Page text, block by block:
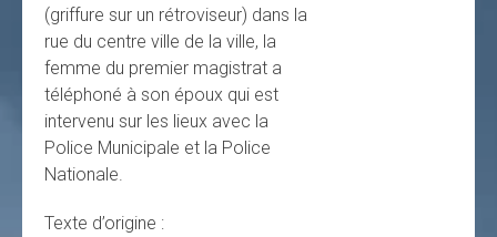
(griffure sur un rétroviseur) dans la
rue du centre ville de la ville, la
femme du premier magistrat a
téléphoné à son époux qui est
intervenu sur les lieux avec la
Police Municipale et la Police
Nationale.
Texte d’origine :